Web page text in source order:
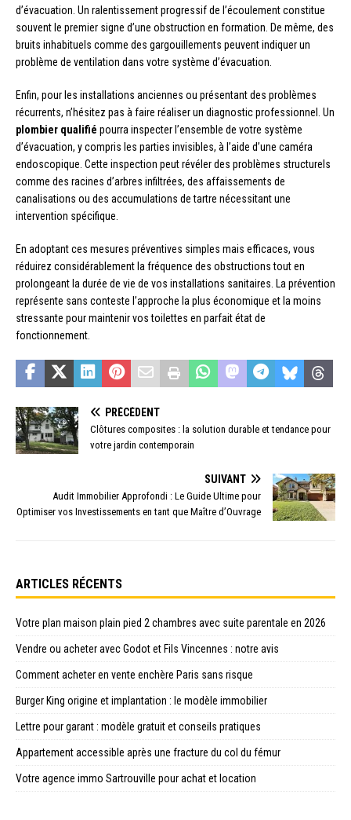
d’évacuation. Un ralentissement progressif de l’écoulement constitue
souvent le premier signe d’une obstruction en formation. De même, des
bruits inhabituels comme des gargouillements peuvent indiquer un
problème de ventilation dans votre système d’évacuation.
Enfin, pour les installations anciennes ou présentant des problèmes
récurrents, n’hésitez pas à faire réaliser un diagnostic professionnel. Un
plombier qualifié pourra inspecter l’ensemble de votre système
d’évacuation, y compris les parties invisibles, à l’aide d’une caméra
endoscopique. Cette inspection peut révéler des problèmes structurels
comme des racines d’arbres infiltrées, des affaissements de
canalisations ou des accumulations de tartre nécessitant une
intervention spécifique.
En adoptant ces mesures préventives simples mais efficaces, vous
réduirez considérablement la fréquence des obstructions tout en
prolongeant la durée de vie de vos installations sanitaires. La prévention
représente sans conteste l’approche la plus économique et la moins
stressante pour maintenir vos toilettes en parfait état de
fonctionnement.
PRÉCÉDENT
Clôtures composites : la solution durable et tendance pour
votre jardin contemporain
SUIVANT
Audit Immobilier Approfondi : Le Guide Ultime pour
Optimiser vos Investissements en tant que Maître d’Ouvrage
ARTICLES RÉCENTS
Votre plan maison plain pied 2 chambres avec suite parentale en 2026
Vendre ou acheter avec Godot et Fils Vincennes : notre avis
Comment acheter en vente enchère Paris sans risque
Burger King origine et implantation : le modèle immobilier
Lettre pour garant : modèle gratuit et conseils pratiques
Appartement accessible après une fracture du col du fémur
Votre agence immo Sartrouville pour achat et location